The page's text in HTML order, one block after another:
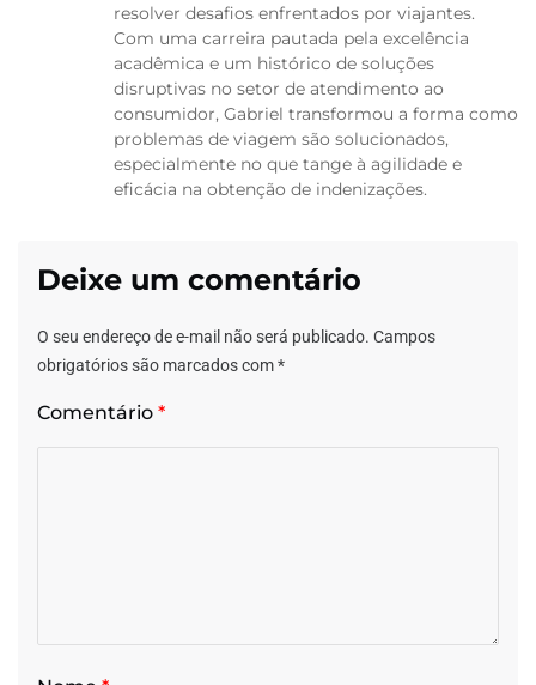
resolver desafios enfrentados por viajantes.
Com uma carreira pautada pela excelência
acadêmica e um histórico de soluções
disruptivas no setor de atendimento ao
consumidor, Gabriel transformou a forma como
problemas de viagem são solucionados,
especialmente no que tange à agilidade e
eficácia na obtenção de indenizações.
Deixe um comentário
O seu endereço de e-mail não será publicado. Campos
obrigatórios são marcados com*
Comentário *